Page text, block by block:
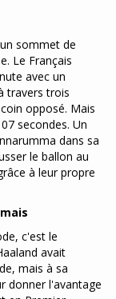
sommet de
Le Français
avec un
travers trois
opposé. Mais
secondes. Un
dans sa
le ballon au
à leur propre
c'est le
avait
mais à sa
donner l'avantage